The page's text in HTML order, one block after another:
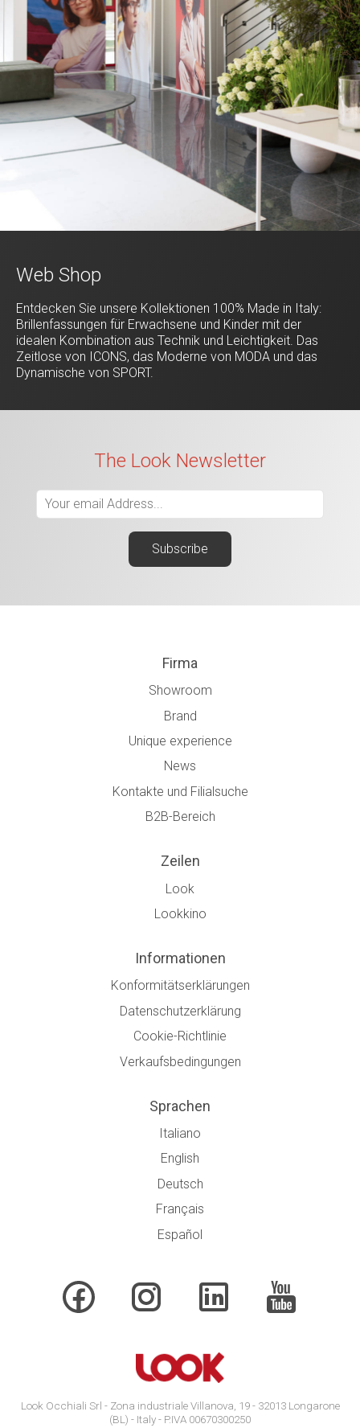
Web Shop
Entdecken Sie unsere Kollektionen 100% Made in Italy:
Brillenfassungen für Erwachsene und Kinder mit der
idealen Kombination aus Technik und Leichtigkeit. Das
Zeitlose von ICONS, das Moderne von MODA und das
Dynamische von SPORT.
The Look Newsletter
Firma
Showroom
Brand
Unique experience
News
Kontakte und Filialsuche
B2B-Bereich
Zeilen
Look
Lookkino
Informationen
Konformitätserklärungen
Datenschutzerklärung
Cookie-Richtlinie
Verkaufsbedingungen
Sprachen
Italiano
English
Deutsch
Français
Español
Look Occhiali Srl - Zona industriale Villanova, 19 - 32013 Longarone
(BL) - Italy - P.IVA 00670300250